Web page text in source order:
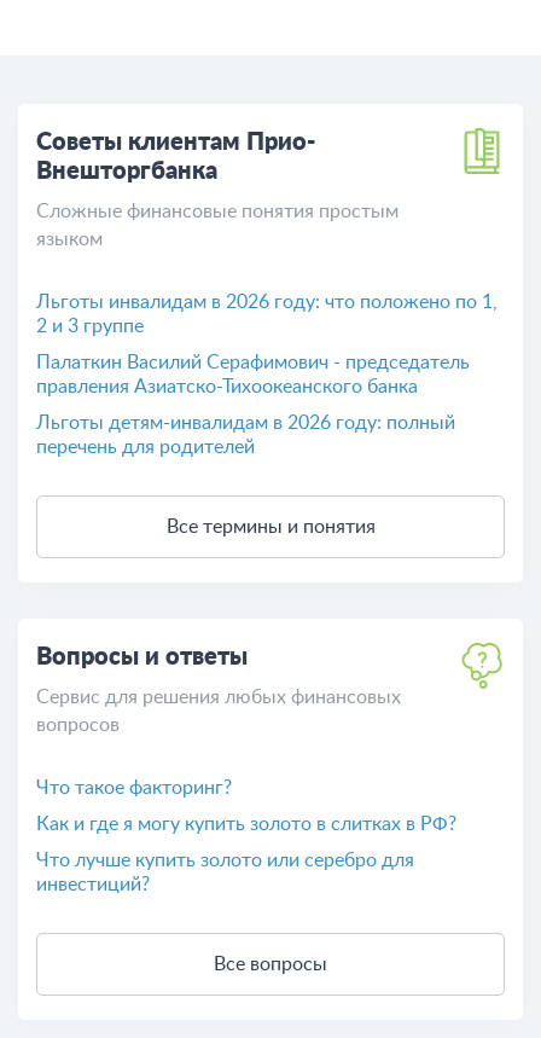
Советы клиентам Прио-
Внешторгбанка
Сложные финансовые понятия простым
языком
Льготы инвалидам в 2026 году: что положено по 1,
2 и 3 группе
Палаткин Василий Серафимович - председатель
правления Азиатско-Тихоокеанского банка
Льготы детям-инвалидам в 2026 году: полный
перечень для родителей
Все термины и понятия
Вопросы и ответы
Сервис для решения любых финансовых
вопросов
Что такое факторинг?
Как и где я могу купить золото в слитках в РФ?
Что лучше купить золото или серебро для
инвестиций?
Все вопросы